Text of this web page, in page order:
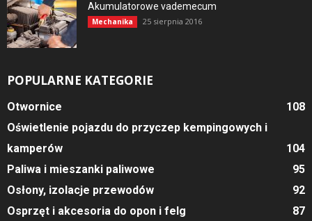
Akumulatorowe vademecum
Mechanika 25 sierpnia 2016
POPULARNE KATEGORIE
Otwornice
108
Oświetlenie pojazdu do przyczep kempingowych i
kamperów
104
Paliwa i mieszanki paliwowe
95
Osłony, izolacje przewodów
92
Osprzęt i akcesoria do opon i felg
87